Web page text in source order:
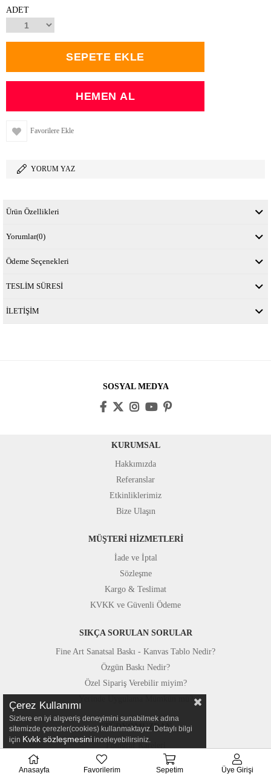
ADET
Favorilere Ekle
YORUM YAZ
Ürün Özellikleri
Yorumlar(0)
Ödeme Seçenekleri
TESLİM SÜRESİ
İLETİŞİM
SOSYAL MEDYA
KURUMSAL
Hakkımızda
Referanslar
Etkinliklerimiz
Bize Ulaşın
MÜŞTERİ HİZMETLERİ
İade ve İptal
Sözleşme
Kargo & Teslimat
KVKK ve Güvenli Ödeme
SIKÇA SORULAN SORULAR
Fine Art Sanatsal Baskı - Kanvas Tablo Nedir?
Özgün Baskı Nedir?
Özel Sipariş Verebilir miyim?
STÜDYOMUZDAN
Fotoğraf Kareleri
Basında Canvastar
Çerez Kullanımı
Sizlere en iyi alışveriş deneyimini sunabilmek adına
sitemizde çerezler(cookies) kullanmaktayız. Detaylı bilgi
için Kvkk sözleşmesini inceleyebilirsiniz.
Anasayfa Favorilerim Sepetim Üye Girişi